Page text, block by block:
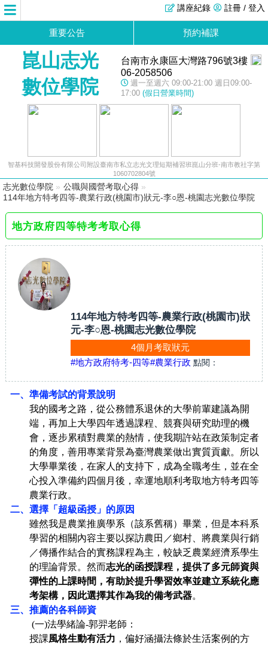
註冊 / 登入
講座紀錄
重要公告 預約補課
崑山志光
數位學院
台南市永康區大灣路796號3樓
06-2058506
週一至週六 09:00-21:00 週日09:00-
17:00 (假日營業時間)
智基科技開發股份有限公司附設臺南市私立志光文理短期補習班崑山分班-南市教社字第
1060702804號
志光數位學院 » 公職與國營考取心得 »
114年地方特考四等-農業行政(桃園市)狀元-李○恩-桃園志光數位學院
地方政府四等特考考取心得
114年地方特考四等-農業行政(桃園市)狀
元-李○恩-桃園志光數位學院
4個月考取狀元
#地方政府特考-四等#農業行政 點閱：
一、準備考試的背景說明
我的國考之路，從公務體系退休的大學前輩建議為開
端， 再加上大學四年透過課程、競賽與研究助理的機
會， 逐步累積對農業的熱情，使我期許站在政策制定者
的角度，善用專業背景為臺灣農業做出實質貢獻。所以
大學畢業後，在家人的支持下，成為全職考生，並在全
心投入準備約四個月後，幸運地順利考取地方特考四等
農業行政。
二、選擇「超級函授」的原因
雖然我是農業推廣學系（該系舊稱）畢業，但是本科系
學習的相關內容主要以探訪農田／鄉村、將農業與行銷
／傳播作結合的實務課程為主，較缺乏農業經濟系學生
的理論背景。然而志光的函授課程，提供了多元師資與
彈性的上課時間，有助於提升學習效率並建立系統化應
考架構，因此選擇其作為我的備考武器。
三、推薦的各科師資
(一)法學緒論-郭羿老師：
授課風格生動有活力 ，偏好涵攝法條於生活案例的方